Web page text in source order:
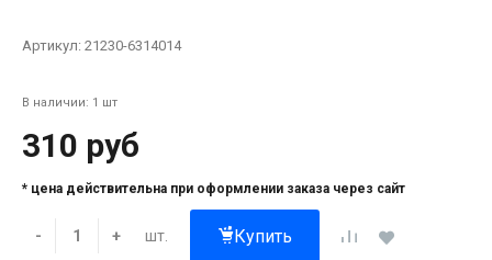
Артикул: 21230-6314014
В наличии: 1 шт
310 руб
* цена действительна при оформлении заказа через сайт
- + шт. Купить